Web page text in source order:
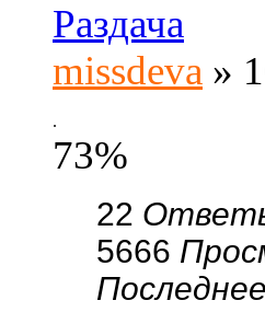
Раздача
missdeva »
.
73%
22
5666